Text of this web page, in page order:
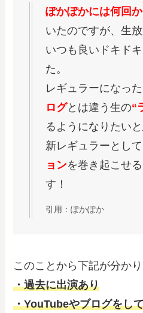
ぽかぽかには何回
いたのですが、生
いつも良いドキド
た。
レギュラーになっ
ログとは違う生の“
るようになりたいと
新レギュラーとして
ョンを巻き起こせ
す！
引用：ぽかぽか
このことから下記が分かり
・過去に出演あり
・YouTubeやブログをし